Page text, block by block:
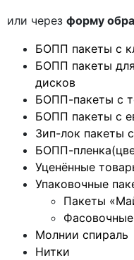
или через форму
БОПП пакеты с
БОПП пакеты
дисков
БОПП-пакеты с
БОПП пакеты с
Зип-лок пакеты
БОПП-
Уценённые
Упаковочные
Пакеты
Молнии спираль
Нитки